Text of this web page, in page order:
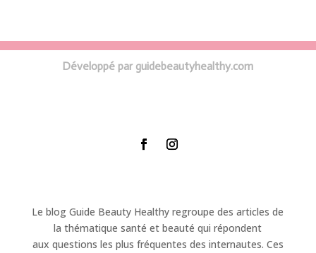
Développé par guidebeautyhealthy.com
Le blog Guide Beauty Healthy regroupe des articles de
la thématique santé et beauté qui répondent
aux questions les plus fréquentes des internautes. Ces